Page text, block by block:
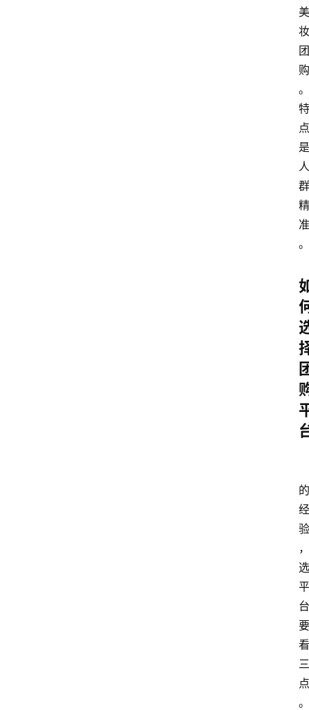
美
妆
团
购
。
特
点
是
人
群
精
准
。
的
经
验
，
选
平
台
要
看
三
点
。